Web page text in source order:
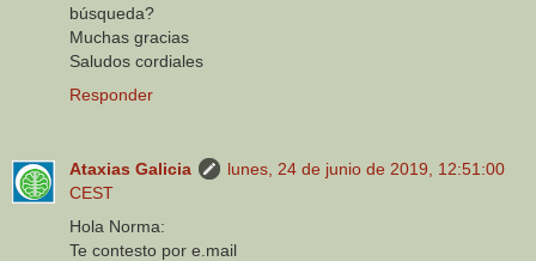
búsqueda?
Muchas gracias
Saludos cordiales
Responder
Ataxias Galicia
lunes, 24 de junio de 2019, 12:51:00
CEST
Hola Norma:
Te contesto por e.mail